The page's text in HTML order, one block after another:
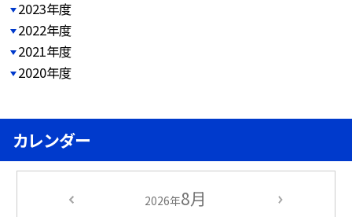
2023年度
2022年度
2021年度
2020年度
カレンダー
2026年8月